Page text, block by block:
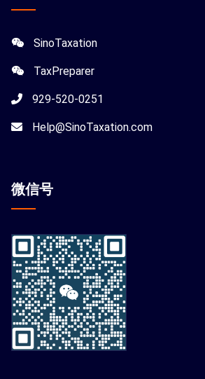
SinoTaxation
TaxPreparer
929-520-0251
Help@SinoTaxation.com
微信号